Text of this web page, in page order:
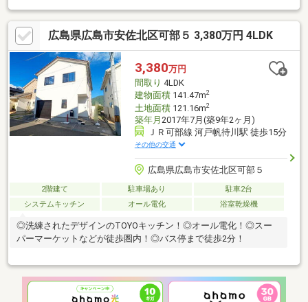
を、弊社でご成約の方に感謝を込めてJCB商品券10万円をプレゼ
ントいたします。＊商品贈呈は、物件引き渡し時になります。＊
2026年7月までの限定の企画になりますので 2026年7月末までに
契約された方に限ります。
広島県広島市安佐北区可部５ 3,380万円 4LDK
3,380万円
間取り 4LDK
建物面積141.47m2
土地面積121.16m2
築年月 2017年7月(築9年2ヶ月)
ＪＲ可部線 河戸帆待川駅 徒歩15分
その他の交通
広島県広島市安佐北区可部５
2階建て 駐車場あり
駐車2台
システムキッチン
オール電化 浴室乾燥機
◎洗練されたデザインのTOYOキッチン！◎オール電化！◎スー
パーマーケットなどが徒歩圏内！◎バス停まで徒歩2分！